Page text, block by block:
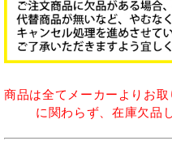
商品は全てメーカーよりお
に関わらず、在庫欠品